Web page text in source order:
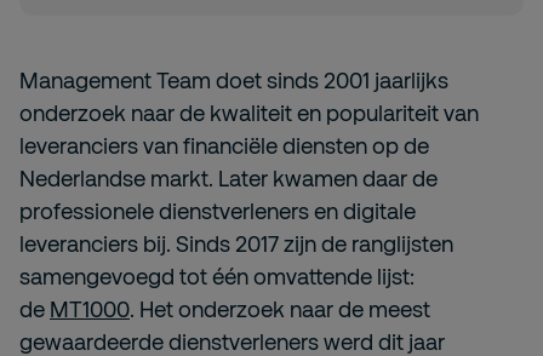
Management Team doet sinds 2001 jaarlijks
onderzoek naar de kwaliteit en populariteit van
leveranciers van financiële diensten op de
Nederlandse markt. Later kwamen daar de
professionele dienstverleners en digitale
leveranciers bij. Sinds 2017 zijn de ranglijsten
samengevoegd tot één omvattende lijst:
de MT1000. Het onderzoek naar de meest
gewaardeerde dienstverleners werd dit jaar